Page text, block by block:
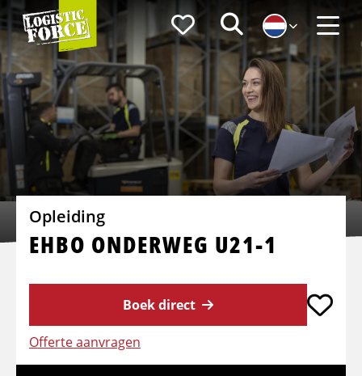
Logistic
Force
FavorietenZoeken
Menu
Opleiding
EHBO ONDERWEG U21-1
Boek direct
Offerte aanvragen